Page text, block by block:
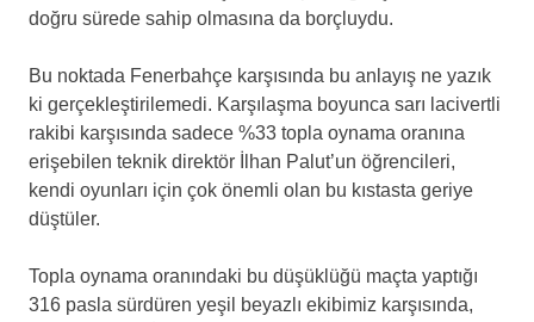
doğru sürede sahip olmasına da borçluydu.
Bu noktada Fenerbahçe karşısında bu anlayış ne yazık
ki gerçekleştirilemedi. Karşılaşma boyunca sarı lacivertli
rakibi karşısında sadece %33 topla oynama oranına
erişebilen teknik direktör İlhan Palut’un öğrencileri,
kendi oyunları için çok önemli olan bu kıstasta geriye
düştüler.
Topla oynama oranındaki bu düşüklüğü maçta yaptığı
316 pasla sürdüren yeşil beyazlı ekibimiz karşısında,